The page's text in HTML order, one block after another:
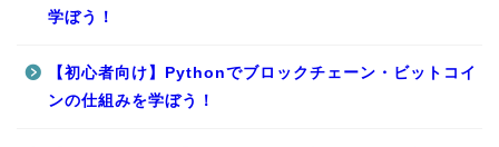
学ぼう！
【初心者向け】Pythonでブロックチェーン・ビットコイ
ンの仕組みを学ぼう！